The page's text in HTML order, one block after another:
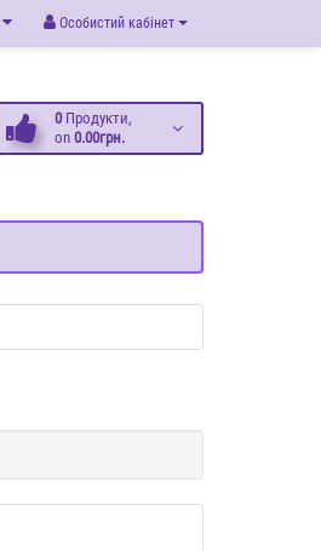
Особистий кабінет
0 Продукти,
on 0.00грн.